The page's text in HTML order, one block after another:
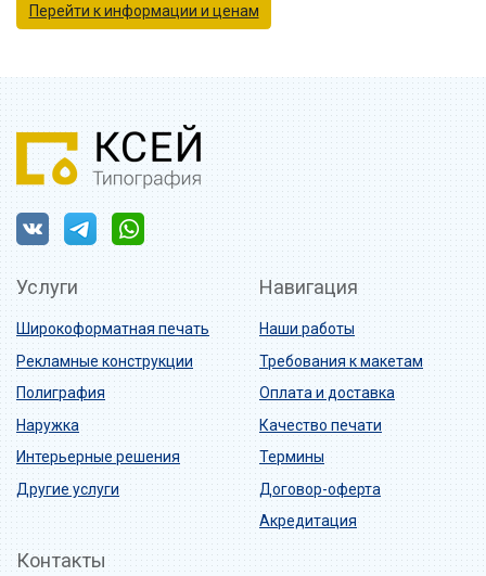
Перейти к информации и ценам
Услуги
Широкоформатная печать
Рекламные конструкции
Полиграфия
Наружка
Интерьерные решения
Другие услуги
Навигация
Наши работы
Требования к макетам
Оплата и доставка
Качество печати
Термины
Договор-оферта
Акредитация
Контакты